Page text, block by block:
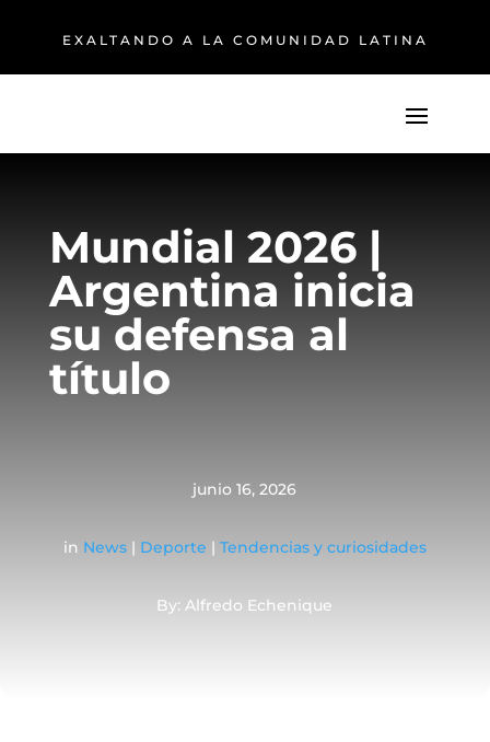
EXALTANDO A LA COMUNIDAD LATINA
Mundial 2026 |
Argentina inicia
su defensa al
título
junio 16, 2026
in News| Deporte | Tendencias y curiosidades
By: Alfredo Echenique